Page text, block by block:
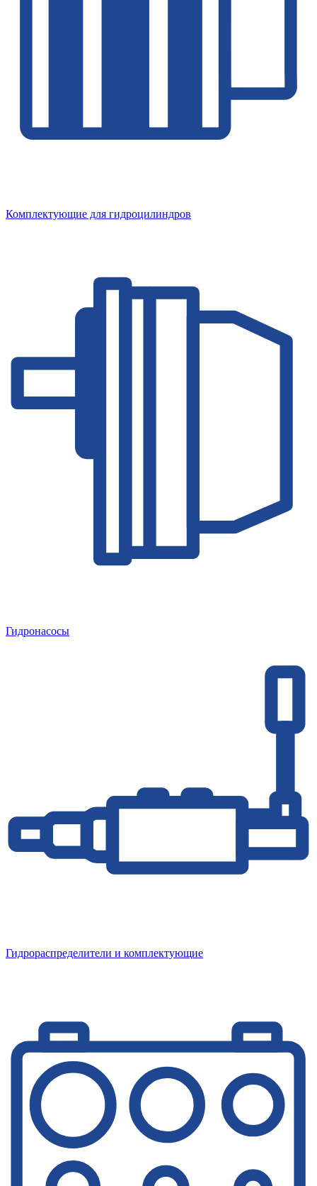
Комплектующие для гидроцилиндров
Гидронасосы
Гидрораспределители и комплектующие